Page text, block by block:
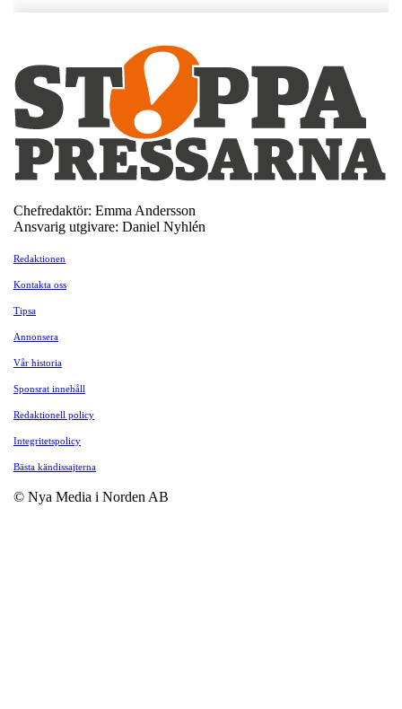
Chefredaktör: Emma Andersson
Ansvarig utgivare: Daniel Nyhlén
Redaktionen
Kontakta oss
Tipsa
Annonsera
Vår historia
Sponsrat innehåll
Redaktionell policy
Integritetspolicy
Bästa kändissajterna
© Nya Media i Norden AB